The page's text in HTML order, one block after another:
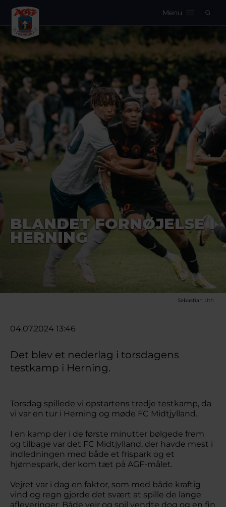
Menu
BLANDET FORNØJELSE I
HERNING
Sebastian Uth
04.07.2024 13:46
Det blev et nederlag i torsdagens
testkamp i Herning.
Torsdag spillede vi opstartens tredje testkamp, da
vi var en tur i Herning og møde FC Midtjylland.
I en kamp der i de første minutter bølgede frem
og tilbage var det FC Midtjylland, der havde mest i
indledningen med både et frispark og et
hjørnespark, der kom tæt på AGF-målet.
Vejret var i dag en faktor, som med både kraftig
vind og regn gjorde det svært at spille de lange
afleveringer. Både vejr og spil vendte dog og en fin